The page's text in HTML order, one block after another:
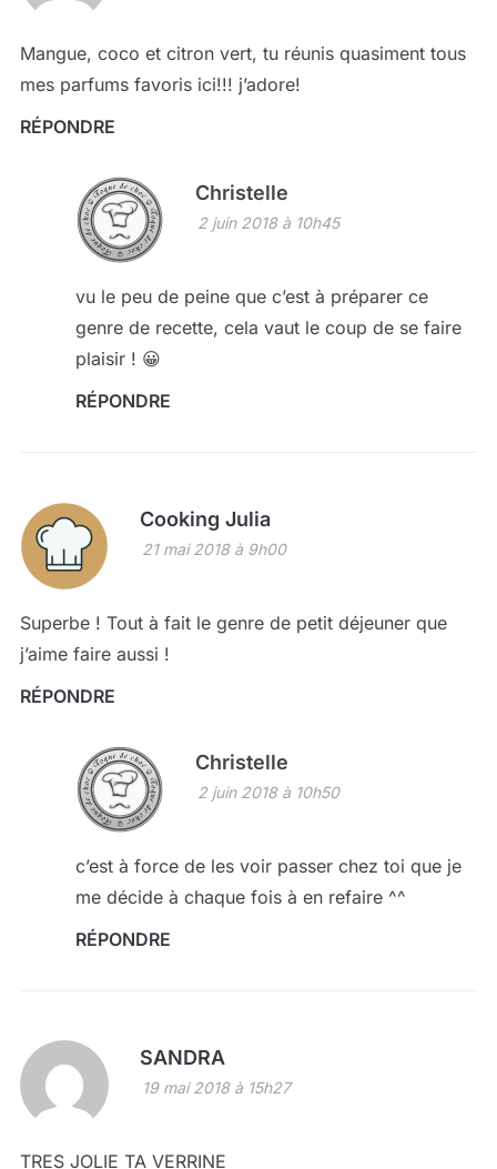
Mangue, coco et citron vert, tu réunis quasiment tous
mes parfums favoris ici!!! j’adore!
RÉPONDRE
Christelle
2 juin 2018 à 10h45
vu le peu de peine que c’est à préparer ce
genre de recette, cela vaut le coup de se faire
plaisir ! 😀
RÉPONDRE
Cooking Julia
21 mai 2018 à 9h00
Superbe ! Tout à fait le genre de petit déjeuner que
j’aime faire aussi !
RÉPONDRE
Christelle
2 juin 2018 à 10h50
c’est à force de les voir passer chez toi que je
me décide à chaque fois à en refaire ^^
RÉPONDRE
SANDRA
19 mai 2018 à 15h27
TRES JOLIE TA VERRINE